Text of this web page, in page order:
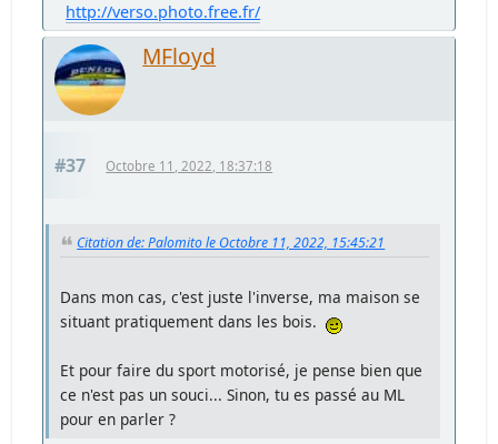
http://verso.photo.free.fr/
MFloyd
#37 Octobre 11, 2022, 18:37:18
Citation de: Palomito le Octobre 11, 2022, 15:45:21
Dans mon cas, c'est juste l'inverse, ma maison se
situant pratiquement dans les bois.
Et pour faire du sport motorisé, je pense bien que
ce n'est pas un souci... Sinon, tu es passé au ML
pour en parler ?